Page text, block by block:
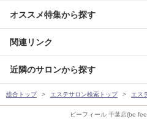
ビーフィール 千葉店(be
オススメ特集から探す
関連リンク
近隣のサロンから探す
総合トップ エステサロン検索トップ エス